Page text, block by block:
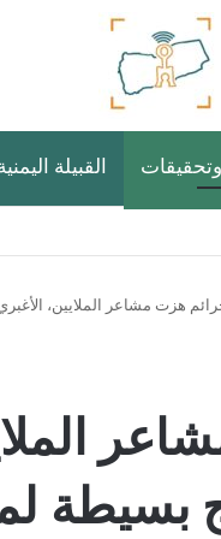
وتحقيقات القبيلة
هزت مشاعر الملايين،
بسيطة